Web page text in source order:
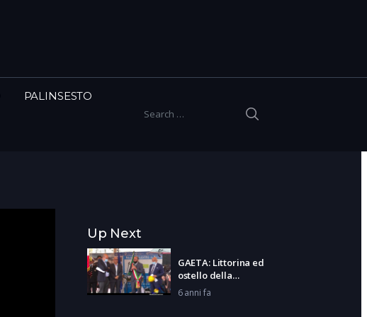
Search for:
PALINSESTO
Up Next
GAETA: Littorina ed
ostello della
gioventù
6 anni fa